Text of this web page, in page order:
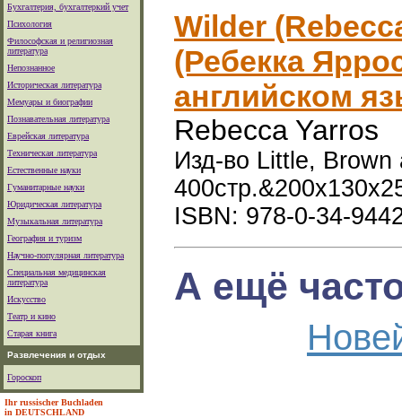
Бухгалтерия, бухгалтеркий учет
Психология
Философская и религиозная
литература
Непознанное
Историческая литература
Мемуары и биографии
Познавательная литература
Еврейская литература
Техническая литература
Естественные науки
Гуманитарные науки
Юридическая литература
Музыкальная литература
География и туризм
Научно-популярная литература
Специальная медицинская
литература
Искусство
Театр и кино
Старая книга
Развлечения и отдых
Гороскоп
Ihr russischer Buchladen
in DEUTSCHLAND
Wilder
(Ребекка
английском
Rebecca Yarros
Изд-во Little, Brown
ISBN: 978-0-34-
А ещё